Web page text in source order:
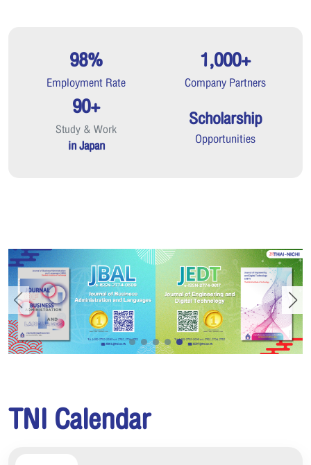
98%
Employment Rate
1,000+
Company Partners
90+
Study & Work
in Japan
Scholarship
Opportunities
TNI Calendar